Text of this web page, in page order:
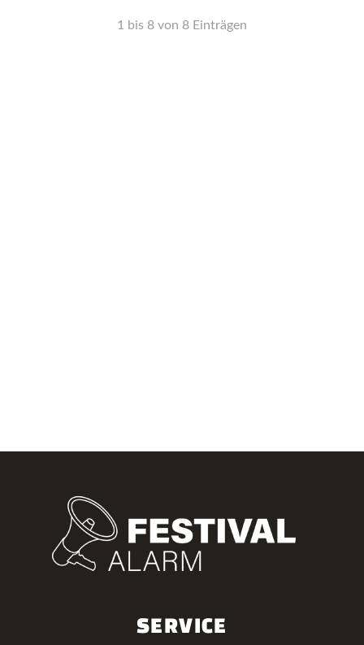
1 bis 8 von 8 Einträgen
SERVICE